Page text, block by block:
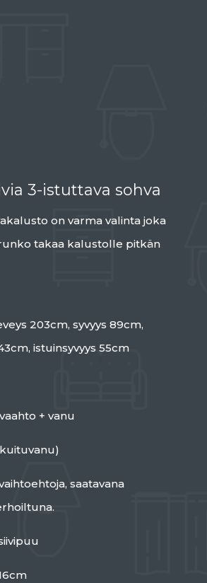
3-istuttava sohva
on varma valinta joka
takaa kalustolle pitkän
203cm, syvyys 89cm,
istuinsyvyys 55cm
+ vanu
saatavana